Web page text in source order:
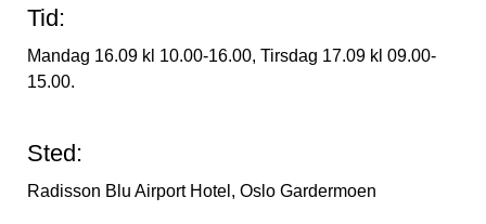
Tid:
Mandag 16.09 kl 10.00-16.00, Tirsdag 17.09 kl 09.00-
15.00.
Sted:
Radisson Blu Airport Hotel, Oslo Gardermoen